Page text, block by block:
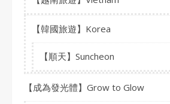
【韓國旅遊】Korea
【順天】Suncheon
【成為發光體】Grow to Glow